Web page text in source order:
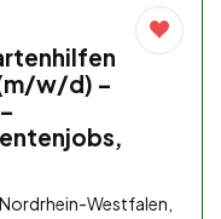
w/d) –
Westfalen,